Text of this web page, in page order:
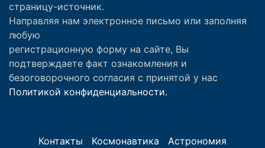
страницу-источник.
Направляя нам электронное письмо или заполняя
любую
регистрационную форму на сайте, Вы
подтверждаете факт ознакомления и
безоговорочного согласия с принятой у нас
Политикой конфиденциальности.
Контакты Космонавтика
Астрономия